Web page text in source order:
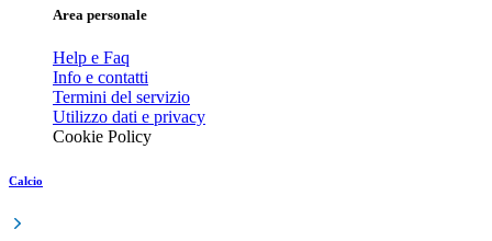
Area personale
Help e Faq
Info e contatti
Termini del servizio
Utilizzo dati e privacy
Cookie Policy
Calcio